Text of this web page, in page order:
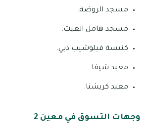
مسجد الروضة.
مسجد هامل الغيث.
كنيسة فيلوشيب دبي.
معبد شيفا.
معبد كريشنا.
وجهات التسوق في معين 2